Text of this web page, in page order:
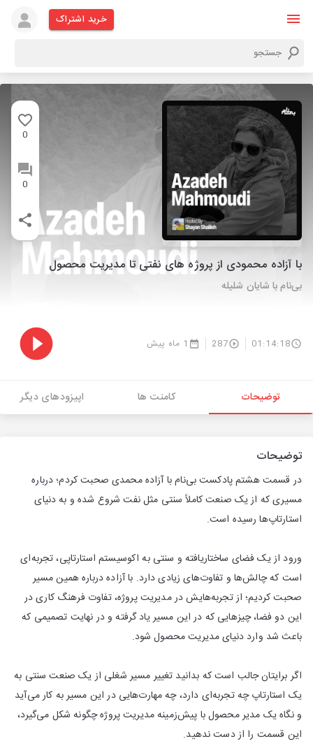
خرید اشتراک
0
0
با آزاده محمودی از پروژه های نفتی تا مدیریت محصول
بی‌نام با شایان شلیله
01:14:18
287 1 ماه پیش
توضیحات کامنت ها اپیزودهای دیگر
توضیحات
در قسمت هشتم پادکست بی‌نام با آزاده محمدی صحبت کردم؛ درباره
مسیری که از یک صنعت کاملاً سنتی مثل نفت شروع شده و به دنیای
استارتاپ‌ها رسیده است.
ورود از یک فضای ساختاریافته و سنتی به اکوسیستم استارتاپی، تجربه‌ای
است که چالش‌ها و تفاوت‌های زیادی دارد. با آزاده درباره همین مسیر
صحبت کردیم؛ از تجربه‌هایش در مدیریت پروژه، تفاوت فرهنگ کاری در
این دو فضا، چیزهایی که در این مسیر یاد گرفته و در نهایت تصمیمی که
باعث شد وارد دنیای مدیریت محصول شود.
اگر برایتان جالب است که بدانید تغییر مسیر شغلی از یک صنعت سنتی به
یک استارتاپ چه تجربه‌ای دارد، چه مهارت‌هایی در این مسیر به کار می‌آید
و نگاه یک مدیر محصول با پیش‌زمینه مدیریت پروژه چگونه شکل می‌گیرد،
این قسمت را از دست ندهید.